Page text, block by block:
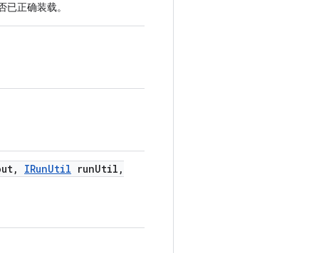
正确装载。
, IRunUtil runUtil ,